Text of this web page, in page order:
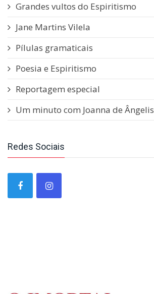
Grandes vultos do Espiritismo
Jane Martins Vilela
Pílulas gramaticais
Poesia e Espiritismo
Reportagem especial
Um minuto com Joanna de Ângelis
Redes Sociais